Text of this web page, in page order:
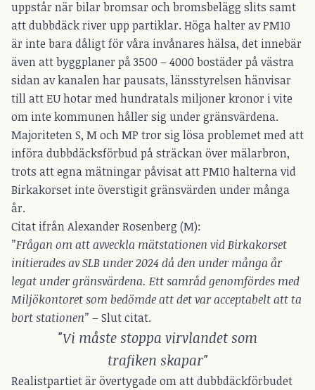
uppstår när bilar bromsar och bromsbelägg slits samt
att dubbdäck river upp partiklar. Höga halter av PM10
är inte bara dåligt för våra invånares hälsa, det innebär
även att byggplaner på 3500 – 4000 bostäder på västra
sidan av kanalen har pausats, länsstyrelsen hänvisar
till att EU hotar med hundratals miljoner kronor i vite
om inte kommunen håller sig under gränsvärdena.
Majoriteten S, M och MP tror sig lösa problemet med att
införa dubbdäcksförbud på sträckan över mälarbron,
trots att egna mätningar påvisat att PM10 halterna vid
Birkakorset inte överstigit gränsvärden under många
år.
Citat ifrån Alexander Rosenberg (M):
”Frågan om att avveckla mätstationen vid Birkakorset
initierades av SLB under 2024 då den under många år
legat under gränsvärdena. Ett samråd genomfördes med
Miljökontoret som bedömde att det var acceptabelt att ta
bort stationen” – Slut citat.
"Vi måste stoppa virvlandet som
trafiken skapar"
Realistpartiet är övertygade om att dubbdäckförbudet